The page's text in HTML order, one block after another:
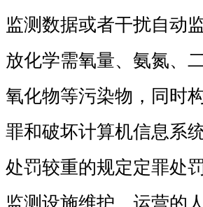
监测数据或者干扰自动
放化学需氧量、氨氮、
氧化物等污染物，同时
罪和破坏计算机信息系
处罚较重的规定定罪处
监测设施维护、运营的